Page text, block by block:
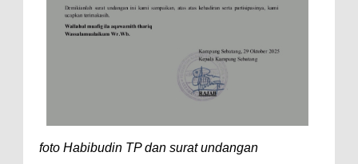
foto Habibudin TP dan surat undangan